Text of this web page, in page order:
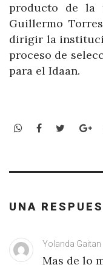
producto de la
Guillermo
dirigir la
proceso de
para el Idaan.
WhatsApp
Facebook
Twitter
UNA
Yolanda Gaitan
Mas de lo